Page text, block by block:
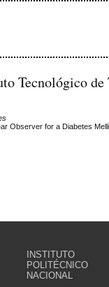
Tecnológico de
Observer for a Diabetes
INSTITUTO
POLITÉCNICO
NACIONAL